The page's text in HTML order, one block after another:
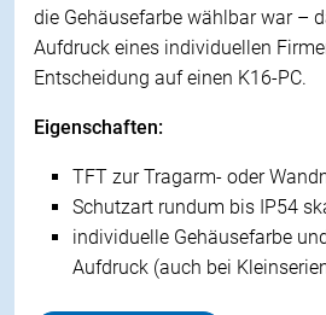
die Gehäusefarbe wählbarwar –
Aufdruck eines individuellen
Entscheidung auf einen K16-PC.
Eigenschaften:
TFT zur Tragarm- oder
Schutzart rundum bis IP54
individuelle Gehäusefarbe
Aufdruck (auch bei